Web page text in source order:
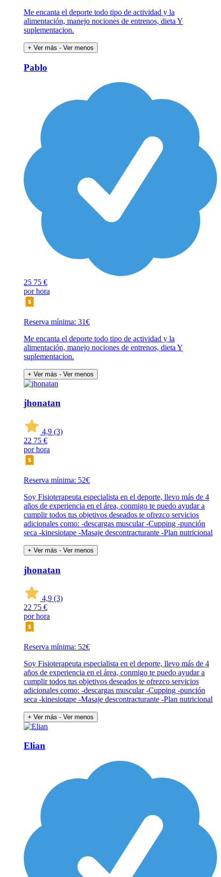
Me encanta el deporte todo tipo de actividad y la
alimentación, manejo nociones de entrenos, dieta Y
suplementacion.
+ Ver más - Ver menos
Pablo
25 75 €
por hora
Reserva mínima: 31€
Me encanta el deporte todo tipo de actividad y la
alimentación, manejo nociones de entrenos, dieta Y
suplementacion.
+ Ver más - Ver menos
jhonatan
4,9 (3)
22 75 €
por hora
Reserva mínima: 52€
Soy Fisioterapeuta especialista en el deporte, llevo más de 4
años de experiencia en el área, conmigo te puedo ayudar a
cumplir todos tus objetivos deseados te ofrezco servicios
adicionales como: -descargas muscular -Cupping -punción
seca -kinesiotape -Masaje descontracturante -Plan nutricional
+ Ver más - Ver menos
jhonatan
4,9 (3)
22 75 €
por hora
Reserva mínima: 52€
Soy Fisioterapeuta especialista en el deporte, llevo más de 4
años de experiencia en el área, conmigo te puedo ayudar a
cumplir todos tus objetivos deseados te ofrezco servicios
adicionales como: -descargas muscular -Cupping -punción
seca -kinesiotape -Masaje descontracturante -Plan nutricional
+ Ver más - Ver menos
Elian